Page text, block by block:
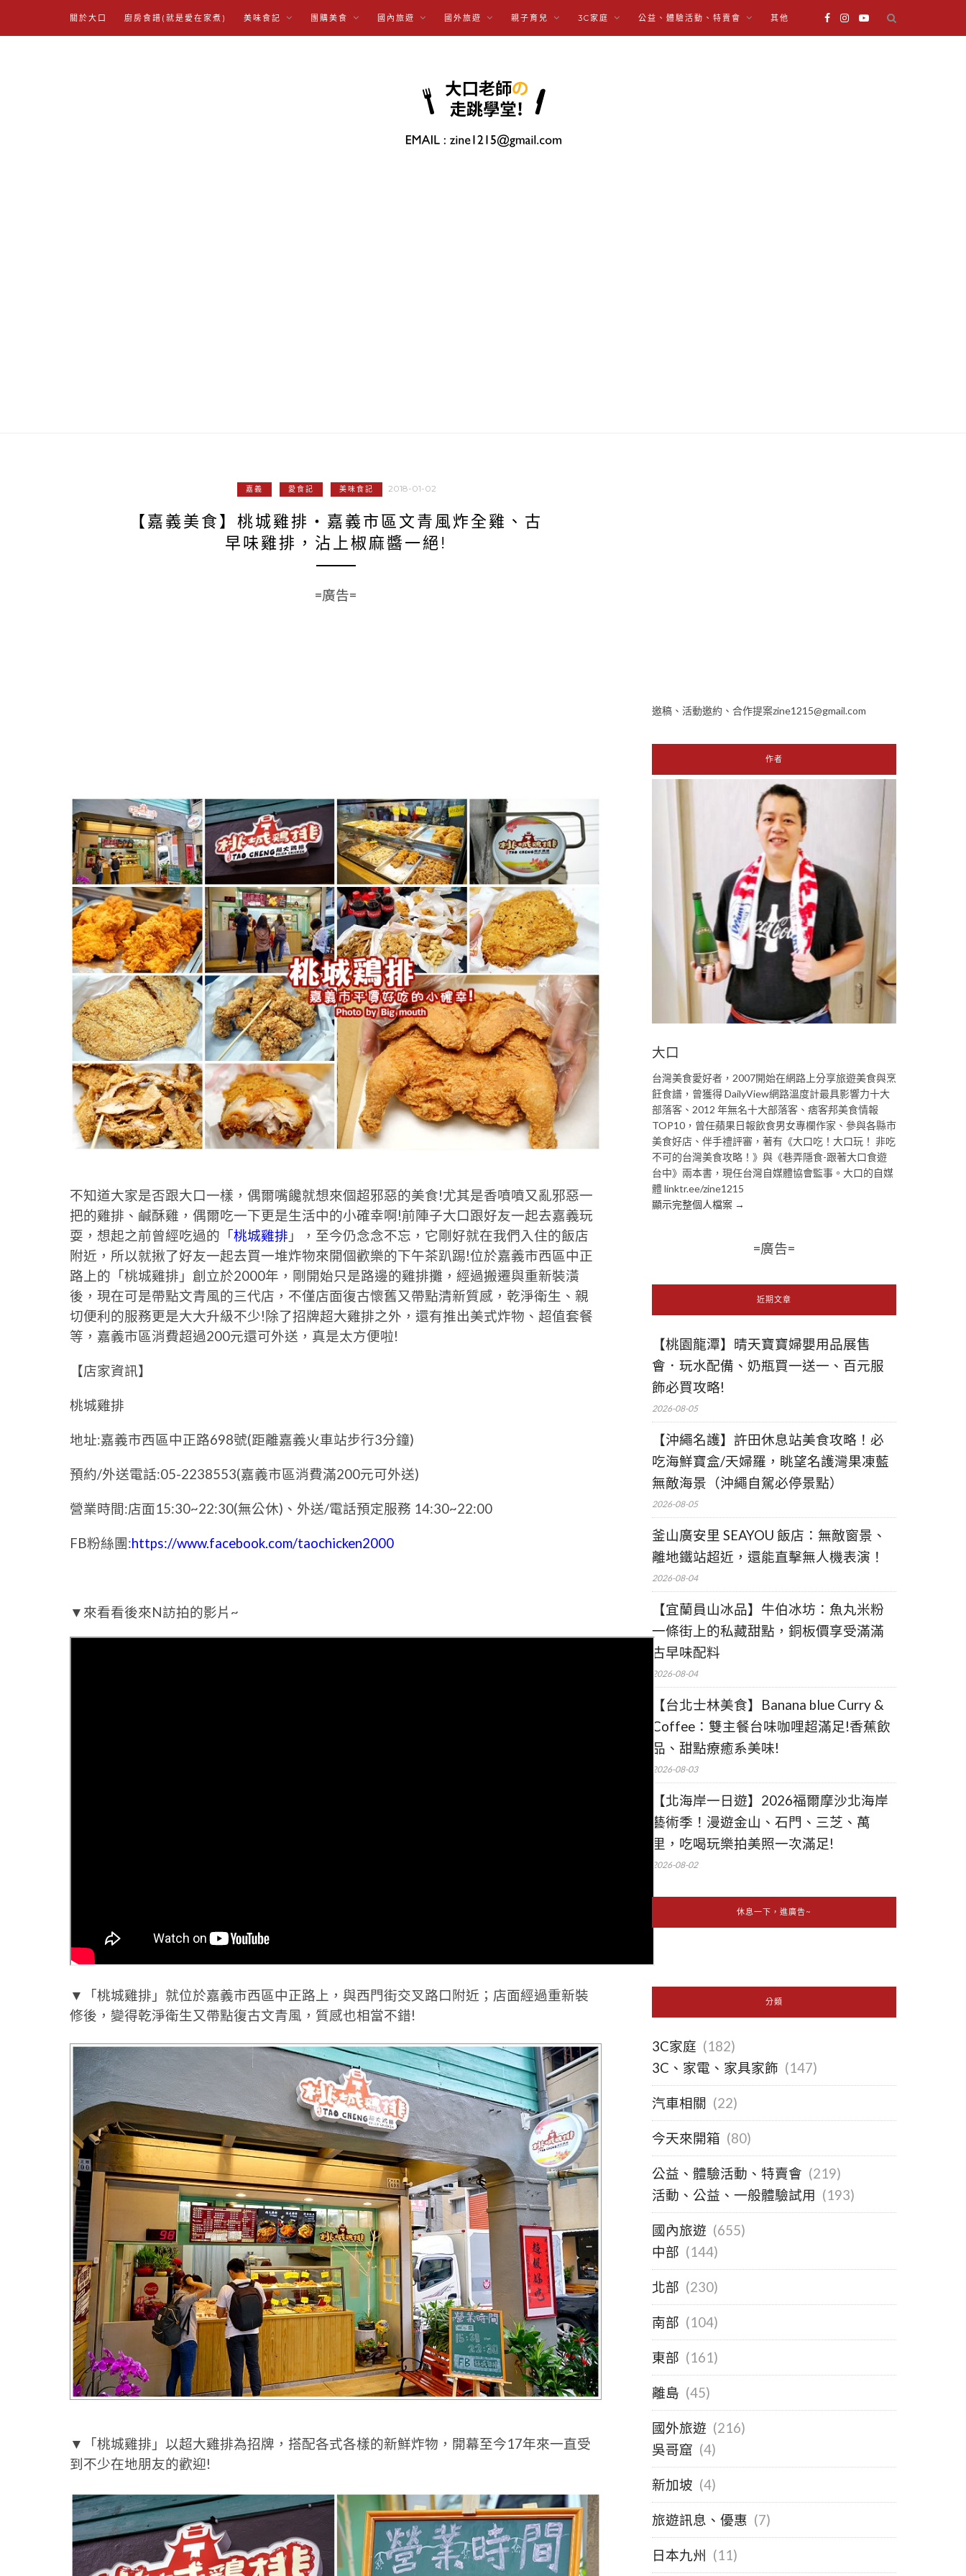
關於大口 廚房食譜(就是愛在家煮) 美味食記 團購美食 國內旅遊 國外旅遊 親子育兒 3C家庭 公益、體驗活動、特賣會 其他
嘉義 愛食記 美味食記 2018-01-02
【嘉義美食】桃城雞排‧嘉義市區文青風炸全雞、古
早味雞排，沾上椒麻醬一絕!
=廣告=
不知道大家是否跟大口一樣，偶爾嘴饞就想來個超邪惡的美食!尤其是香噴噴又亂邪惡一
把的雞排、鹹酥雞，偶爾吃一下更是生活中的小確幸啊!前陣子大口跟好友一起去嘉義玩
耍，想起之前曾經吃過的「桃城雞排 」，至今仍念念不忘，它剛好就在我們入住的飯店
附近，所以就揪了好友一起去買一堆炸物來開個歡樂的下午茶趴踢!位於嘉義市西區中正
路上的「桃城雞排」創立於2000年，剛開始只是路邊的雞排攤，經過搬遷與重新裝潢
後，現在可是帶點文青風的三代店，不僅店面復古懷舊又帶點清新質感，乾淨衛生、親
切便利的服務更是大大升級不少!除了招牌超大雞排之外，還有推出美式炸物、超值套餐
等，嘉義市區消費超過200元還可外送，真是太方便啦!
【店家資訊】
桃城雞排
地址:嘉義市西區中正路698號(距離嘉義火車站步行3分鐘)
預約/外送電話:05-2238553(嘉義市區消費滿200元可外送)
營業時間:店面15:30~22:30(無公休)、外送/電話預定服務 14:30~22:00
FB粉絲團:https://www.facebook.com/taochicken2000
▼來看看後來N訪拍的影片~
▼「桃城雞排」就位於嘉義市西區中正路上，與西門街交叉路口附近；店面經過重新裝
修後，變得乾淨衛生又帶點復古文青風，質感也相當不錯!
▼「桃城雞排」以超大雞排為招牌，搭配各式各樣的新鮮炸物，開幕至今17年來一直受
到不少在地朋友的歡迎!
邀稿、活動邀約、合作提案zine1215@gmail.com
作者
大口
台灣美食愛好者，2007開始在網路上分享旅遊美食與烹
飪食譜，曾獲得 DailyView網路溫度計最具影響力十大
部落客、2012 年無名十大部落客、痞客邦美食情報
TOP10，曾任蘋果日報飲食男女專欄作家、參與各縣市
美食好店、伴手禮評審，著有《大口吃！大口玩！ 非吃
不可的台灣美食攻略！》與《巷弄隱食-跟著大口食遊
台中》兩本書，現任台灣自媒體協會監事。大口的自媒
體 linktr.ee/zine1215
顯示完整個人檔案 →
=廣告=
近期文章
【桃園龍潭】晴天寶寶婦嬰用品展售
會．玩水配備、奶瓶買一送一、百元服
飾必買攻略!
2026-08-05
【沖繩名護】許田休息站美食攻略！必
吃海鮮寶盒/天婦羅，眺望名護灣果凍藍
無敵海景（沖繩自駕必停景點）
2026-08-05
釜山廣安里 SEAYOU 飯店：無敵窗景、
離地鐵站超近，還能直擊無人機表演！
2026-08-04
【宜蘭員山冰品】牛伯冰坊：魚丸米粉
一條街上的私藏甜點，銅板價享受滿滿
古早味配料
2026-08-04
【台北士林美食】Banana blue Curry &
Coffee：雙主餐台味咖哩超滿足!香蕉飲
品、甜點療癒系美味!
2026-08-03
【北海岸一日遊】2026福爾摩沙北海岸
藝術季！漫遊金山、石門、三芝、萬
里，吃喝玩樂拍美照一次滿足!
2026-08-02
休息一下，進廣告~
分類
3C家庭 (182)
3C、家電、家具家飾 (147)
汽車相關 (22)
今天來開箱 (80)
公益、體驗活動、特賣會 (219)
活動、公益、一般體驗試用 (193)
國內旅遊 (655)
中部 (144)
北部 (230)
南部 (104)
東部 (161)
離島 (45)
國外旅遊 (216)
吳哥窟 (4)
新加坡 (4)
旅遊訊息、優惠 (7)
日本九州 (11)